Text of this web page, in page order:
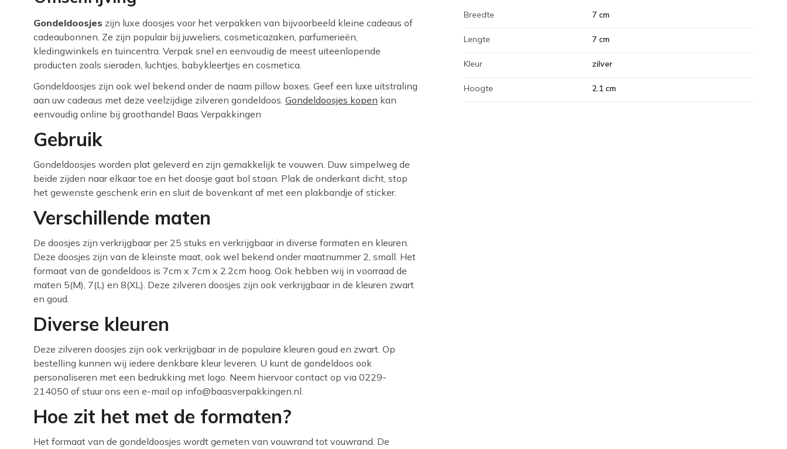
Gondeldoosjes zijn luxe doosjes voor het verpakken van bijvoorbeeld kleine cadeaus of
cadeaubonnen. Ze zijn populair bij juweliers, cosmeticazaken, parfumerieën,
kledingwinkels en tuincentra. Verpak snel en eenvoudig de meest uiteenlopende
producten zoals sieraden, luchtjes, babykleertjes en cosmetica.
Gondeldoosjes zijn ook wel bekend onder de naam pillow boxes. Geef een luxe uitstraling
aan uw cadeaus met deze veelzijdige zilveren gondeldoos. Gondeldoosjes kopen kan
eenvoudig online bij groothandel Baas Verpakkingen
Gebruik
Gondeldoosjes worden plat geleverd en zijn gemakkelijk te vouwen. Duw simpelweg de
beide zijden naar elkaar toe en het doosje gaat bol staan. Plak de onderkant dicht, stop
het gewenste geschenk erin en sluit de bovenkant af met een plakbandje of sticker.
Verschillende maten
De doosjes zijn verkrijgbaar per 25 stuks en verkrijgbaar in diverse formaten en kleuren.
Deze doosjes zijn van de kleinste maat, ook wel bekend onder maatnummer 2, small. Het
formaat van de gondeldoos is 7cm x 7cm x 2.2cm hoog. Ook hebben wij in voorraad de
maten 5(M), 7(L) en 8(XL). Deze zilveren doosjes zijn ook verkrijgbaar in de kleuren zwart
en goud.
Diverse kleuren
Deze zilveren doosjes zijn ook verkrijgbaar in de populaire kleuren goud en zwart. Op
bestelling kunnen wij iedere denkbare kleur leveren. U kunt de gondeldoos ook
personaliseren met een bedrukking met logo. Neem hiervoor contact op via 0229-
214050 of stuur ons een e-mail op info@baasverpakkingen.nl.
Hoe zit het met de formaten?
Het formaat van de gondeldoosjes wordt gemeten van vouwrand tot vouwrand. De
Breedte 7 cm
Lengte 7 cm
Kleur zilver
Hoogte 2.1 cm